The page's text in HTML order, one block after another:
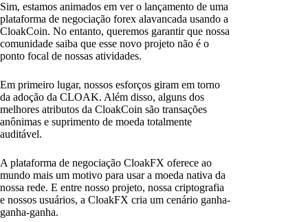
Sim, estamos animados em ver o lançamento de uma
plataforma de negociação forex alavancada usando a
CloakCoin. No entanto, queremos garantir que nossa
comunidade saiba que esse novo projeto não é o
ponto focal de nossas atividades.
Em primeiro lugar, nossos esforços giram em torno
da adoção da CLOAK. Além disso, alguns dos
melhores atributos da CloakCoin são transações
anônimas e suprimento de moeda totalmente
auditável.
A plataforma de negociação CloakFX oferece ao
mundo mais um motivo para usar a moeda nativa da
nossa rede. E entre nosso projeto, nossa criptografia
e nossos usuários, a CloakFX cria um cenário ganha-
ganha-ganha.